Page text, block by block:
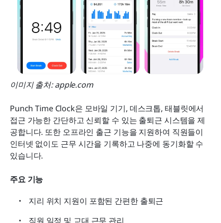
이미지 출처: apple.com
Punch Time Clock은 모바일 기기, 데스크톱, 태블릿에서
접근 가능한 간단하고 신뢰할 수 있는 출퇴근 시스템을 제
공합니다. 또한 오프라인 출근 기능을 지원하여 직원들이
인터넷 없이도 근무 시간을 기록하고 나중에 동기화할 수
있습니다.
주요 기능
지리 위치 지원이 포함된 간편한 출퇴근
직원 일정 및 교대 근무 관리